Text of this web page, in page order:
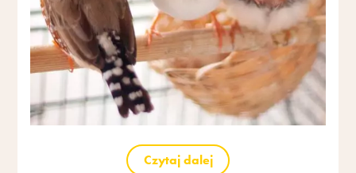
Czytaj dalej